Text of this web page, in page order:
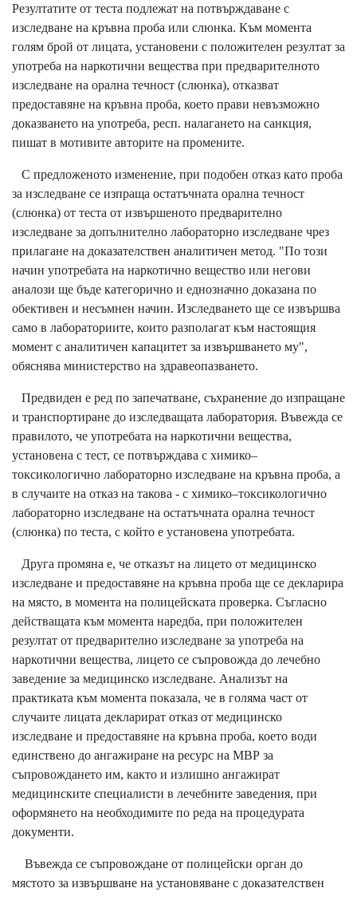
Резултатите от теста подлежат на потвърждаване с
изследване на кръвна проба или слюнка. Към момента
голям брой от лицата, установени с положителен резултат за
употреба на наркотични вещества при предварителното
изследване на орална течност (слюнка), отказват
предоставяне на кръвна проба, което прави невъзможно
доказването на употреба, респ. налагането на санкция,
пишат в мотивите авторите на промените.
С предложеното изменение, при подобен отказ като проба
за изследване се изпраща остатъчната орална течност
(слюнка) от теста от извършеното предварително
изследване за допълнително лабораторно изследване чрез
прилагане на доказателствен аналитичен метод. "По този
начин употребата на наркотично вещество или негови
аналози ще бъде категорично и еднозначно доказана по
обективен и несъмнен начин. Изследването ще се извършва
само в лабораториите, които разполагат към настоящия
момент с аналитичен капацитет за извършването му",
обяснява министерство на здравеопазването.
Предвиден е ред по запечатване, съхранение до изпращане
и транспортиране до изследващата лаборатория. Въвежда се
правилото, че употребата на наркотични вещества,
установена с тест, се потвърждава с химико–
токсикологично лабораторно изследване на кръвна проба, а
в случаите на отказ на такова - с химико–токсикологично
лабораторно изследване на остатъчната орална течност
(слюнка) по теста, с който е установена употребата.
Друга промяна е, че отказът на лицето от медицинско
изследване и предоставяне на кръвна проба ще се декларира
на място, в момента на полицейската проверка. Съгласно
действащата към момента наредба, при положителен
резултат от предварително изследване за употреба на
наркотични вещества, лицето се съпровожда до лечебно
заведение за медицинско изследване. Анализът на
практиката към момента показала, че в голяма част от
случаите лицата декларират отказ от медицинско
изследване и предоставяне на кръвна проба, което води
единствено до ангажиране на ресурс на МВР за
съпровождането им, както и излишно ангажират
медицинските специалисти в лечебните заведения, при
оформянето на необходимите по реда на процедурата
документи.
Въвежда се съпровождане от полицейски орган до
мястото за извършване на установяване с доказателствен